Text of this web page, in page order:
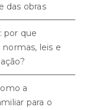
das obras
por que
leis e
a
para o